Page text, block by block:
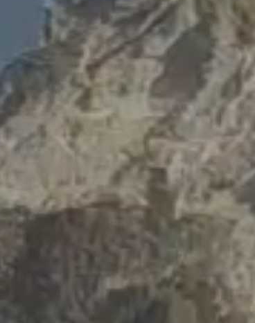
Hot
SENZA SOGGIORNARE
del resort disponibili anche
in hotel.
HAIR EXPERIENCE
Un nuovo
capelli, tra
essenziali.